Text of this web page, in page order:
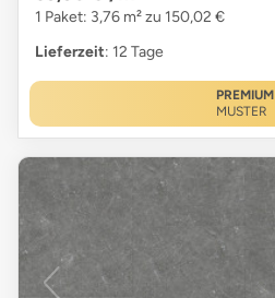
1 Paket: 3,76 m² zu 150,02 €
Lieferzeit: 12 Tage
PREMIUM
MUSTER